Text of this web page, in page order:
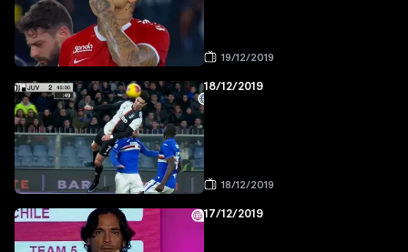
19/12/2019
18/12/2019
18/12/2019
17/12/2019